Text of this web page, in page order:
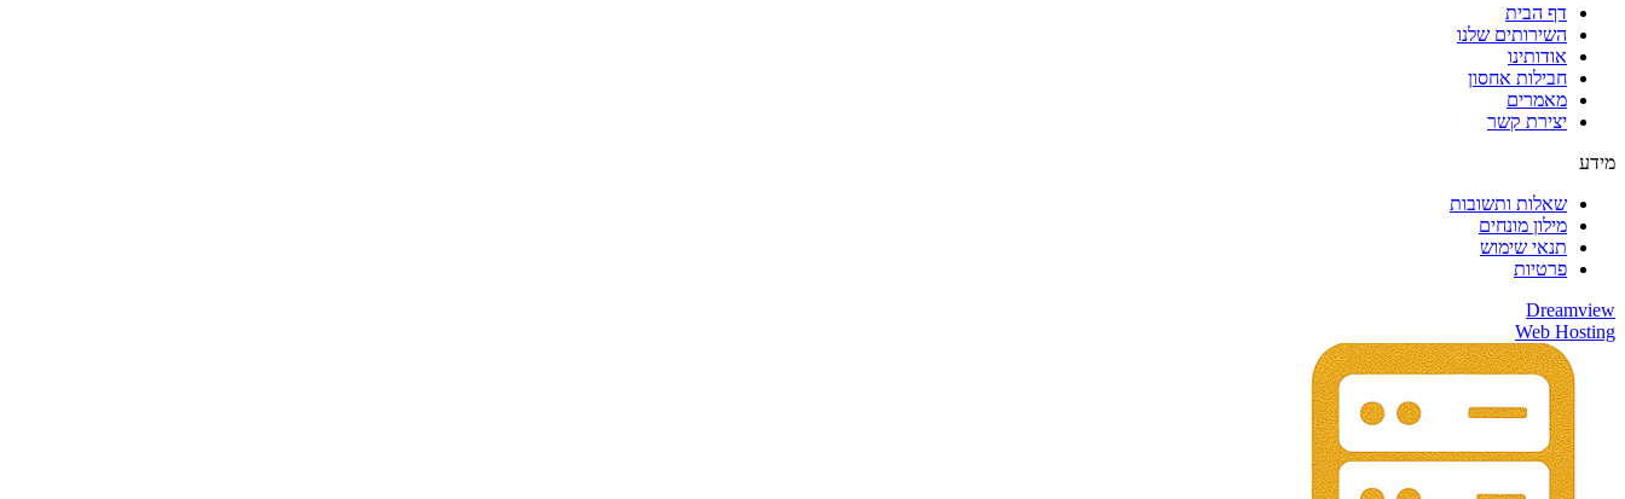
דף הבית
השירותים שלנו
אודותינו
חבילות אחסון
מאמרים
יצירת קשר
מידע
שאלות ותשובות
מילון מונחים
תנאי שימוש
פרטיות
Dreamview
Web Hosting